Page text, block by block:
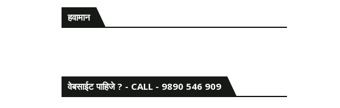
हवामान
वेबसाईट पाहिजे ? - CALL - 9890 546 909